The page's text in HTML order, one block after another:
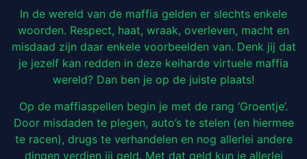
In de wereld van de maffia gelden er slechts enkele
woorden. Respect, haat, wraak, overleven, macht en
misdaad zijn daar enkele voorbeelden van. Denk jij dat
je jezelf kan redden in deze keiharde virtuele maffia
wereld? Dan ben je op de juiste plaats!
Op de maffiaspellen begin je met de rang ‘Groentje’.
Door misdaden te plegen, auto’s te stelen (en hiermee
te racen), drugs te verhandelen en nog allerlei andere
dingen verdien jij geld. Met dat geld kun je allerlei